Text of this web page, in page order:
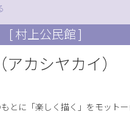
[ 村上公民館 ]
カシヤカイ）
とに「楽しく描く」をモット